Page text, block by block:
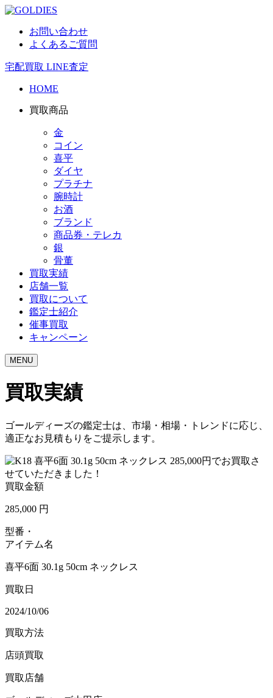
お問い合わせ
よくあるご質問
宅配買取 LINE査定
HOME
買取商品
金
コイン
喜平
ダイヤ
プラチナ
腕時計
お酒
ブランド
商品券・テレカ
銀
骨董
買取実績
店舗一覧
買取について
鑑定士紹介
催事買取
キャンペーン
MENU
買取実績
ゴールディーズの鑑定士は、市場・相場・トレンドに応じ、
適正なお見積もりをご提示します。
買取金額
285,000 円
型番・
アイテム名
喜平6面 30.1g 50cm ネックレス
買取日
2024/10/06
買取方法
店頭買取
買取店舗